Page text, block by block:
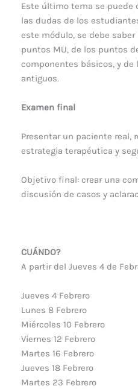
Este último tema se puede
las dudas de los
este módulo, se debe
puntos MU, de los puntos
componentes básicos, y
antiguos.
Examen final
Presentar un paciente real,
estrategia terapéutica y
Objetivo final: crear una
discusión de casos y
CUÁNDO?
A partir del Jueves 4 de
Jueves 4 Febrero
Lunes 8 Febrero
Miércoles 10 Febrero
Viernes 12 Febrero
Martes 16 Febrero
Jueves 18 Febrero
Martes 23 Febrero